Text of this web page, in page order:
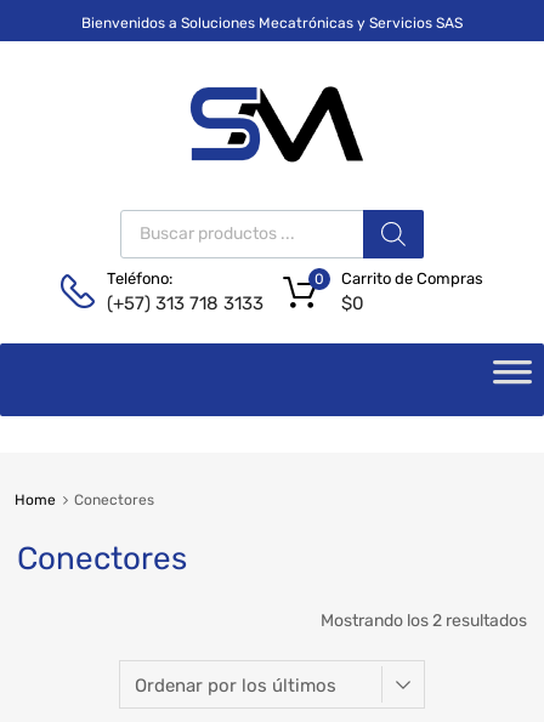
Bienvenidos a Soluciones Mecatrónicas y Servicios SAS
Teléfono:
(+57) 313 718 3133
Carrito de Compras
$0
0
Home Conectores
Conectores
Mostrando los 2 resultados